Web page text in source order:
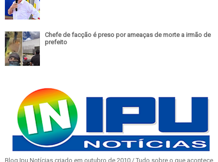
Chefe de facção é preso por ameaças de morte a irmão de
prefeito
Blog Ipu Notícias criado em outubro de 2010 / Tudo sobre o que acontece